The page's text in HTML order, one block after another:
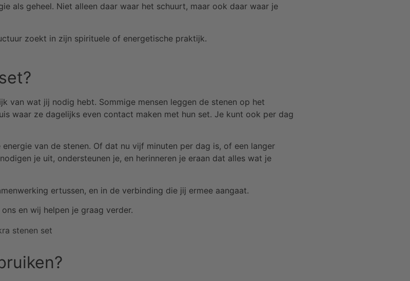
als geheel. Niet alleen daar waar het schuurt, maar ook daar waar je
zoekt in zijn spirituele of energetische praktijk.
van wat jij nodig hebt. Sommige mensen leggen de stenen op het
waar ze dagelijks even contact maken met hun set. Je kunt ook per dag
van de stenen. Of dat nu vijf minuten per dag is, of een langer
je uit, ondersteunen je, en herinneren je eraan dat alles wat je
ertussen, en in de verbinding die jij ermee aangaat.
en wij helpen je graag verder.